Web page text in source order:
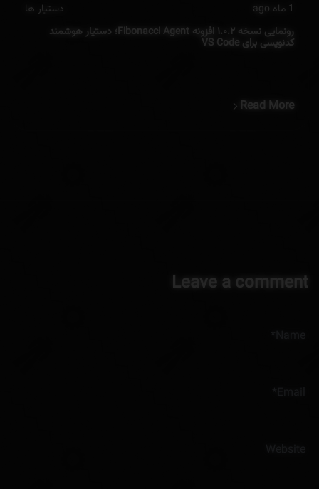
1 ماه ago
دستیار ها
رونمایی نسخه ۱.۰.۲ افزونه Fibonacci Agent؛ دستیار هوشمند
کدنویسی برای VS Code
Read More
Leave a comment